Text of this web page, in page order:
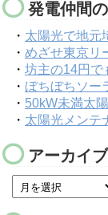
発電仲間
・ 太陽光で地元
・ めざせ東京リ
・ 坊主の14円で
・ ぼちぼちソー
・ 50kW未満太
・ 太陽光メンテ
アーカイブ